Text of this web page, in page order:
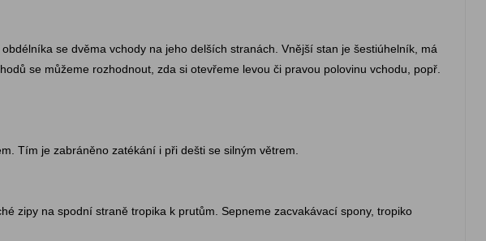
se dvěma vchody na jeho delších stranách. Vnější stan je šestiúhelník, má
se můžeme rozhodnout, zda si otevřeme levou či pravou polovinu vchodu, popř.
Tím je zabráněno zatékání i při dešti se silným větrem.
zipy na spodní straně tropika k prutům. Sepneme zacvakávací spony, tropiko